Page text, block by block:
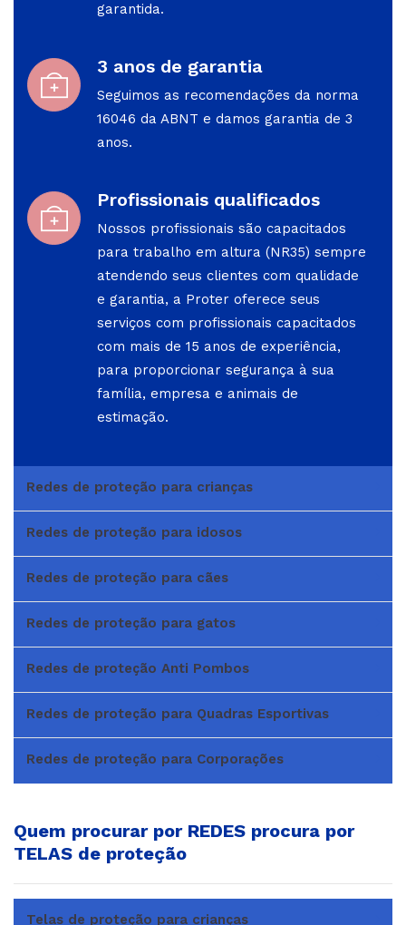
garantida.
3 anos de garantia
Seguimos as recomendações da norma
16046 da ABNT e damos garantia de 3
anos.
Profissionais qualificados
Nossos profissionais são capacitados
para trabalho em altura (NR35) sempre
atendendo seus clientes com qualidade
e garantia, a Proter oferece seus
serviços com profissionais capacitados
com mais de 15 anos de experiência,
para proporcionar segurança à sua
família, empresa e animais de
estimação.
Redes de proteção para crianças
Redes de proteção para idosos
Redes de proteção para cães
Redes de proteção para gatos
Redes de proteção Anti Pombos
Redes de proteção para Quadras Esportivas
Redes de proteção para Corporações
Quem procurar por REDES procura por
TELAS de proteção
Telas de proteção para crianças